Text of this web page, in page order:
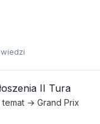
II Tura
→ Grand Prix